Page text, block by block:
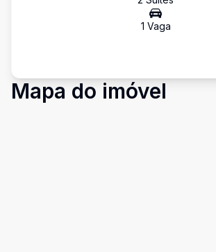
1 Vaga
Mapa do imóvel